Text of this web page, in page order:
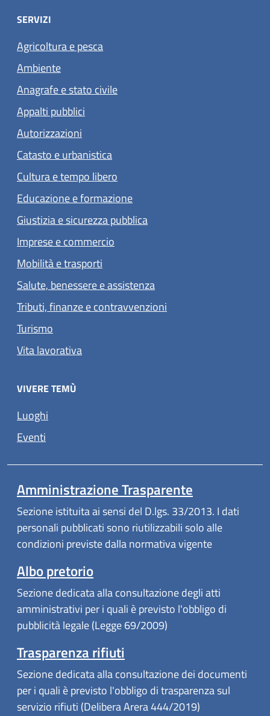
SERVIZI
Agricoltura e pesca
Ambiente
Anagrafe e stato civile
Appalti pubblici
Autorizzazioni
Catasto e urbanistica
Cultura e tempo libero
Educazione e formazione
Giustizia e sicurezza pubblica
Imprese e commercio
Mobilità e trasporti
Salute, benessere e assistenza
Tributi, finanze e contravvenzioni
Turismo
Vita lavorativa
VIVERE TEMÙ
Luoghi
Eventi
Amministrazione Trasparente
Sezione istituita ai sensi del D.lgs. 33/2013. I dati
personali pubblicati sono riutilizzabili solo alle
condizioni previste dalla normativa vigente
Albo pretorio
Sezione dedicata alla consultazione degli atti
amministrativi per i quali è previsto l'obbligo di
pubblicità legale (Legge 69/2009)
Trasparenza rifiuti
Sezione dedicata alla consultazione dei documenti
per i quali è previsto l'obbligo di trasparenza sul
servizio rifiuti (Delibera Arera 444/2019)